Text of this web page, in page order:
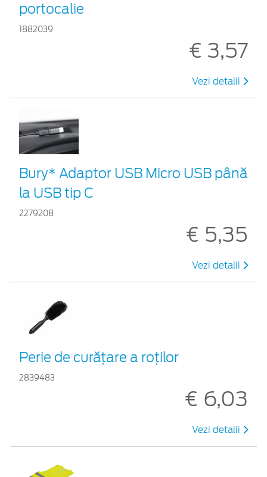
portocalie
1882039
€ 3,57
Vezi detalii
Bury* Adaptor USB Micro USB până
la USB tip C
2279208
€ 5,35
Vezi detalii
Perie de curățare a roților
2839483
€ 6,03
Vezi detalii